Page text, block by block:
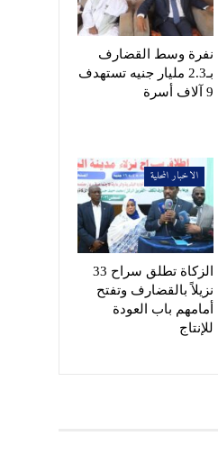
نفرة وسط القضارف
بـ2.3 مليار جنيه تستهدف
9 آلاف أسرة
الاخبار المحلية
الزكاة تطلق سراح 33
نزيلاً بالقضارف وتفتح
أمامهم باب العودة
للإنتاج